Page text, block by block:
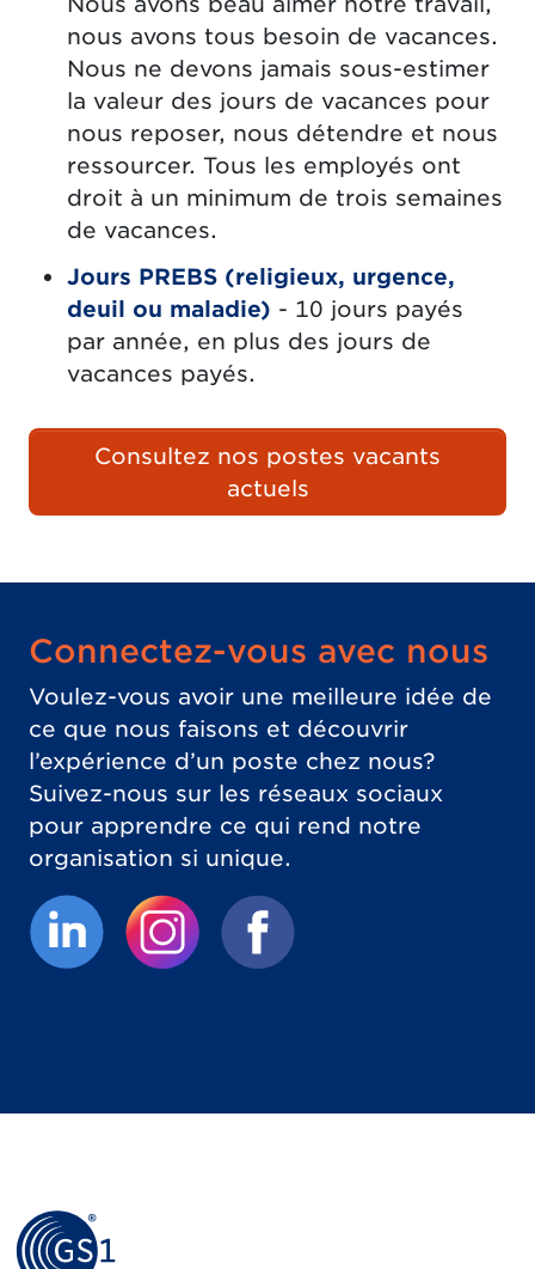
nous avons tous besoin de vacances.
Nous ne devons jamais sous-estimer
la valeur des jours de vacances pour
nous reposer, nous détendre et nous
ressourcer. Tous les employés ont
droit à un minimum de trois semaines
de vacances.
Jours PREBS (religieux, urgence,
deuil ou maladie) - 10 jours payés
par année, en plus des jours de
vacances payés.
Consultez nos postes vacants
actuels
Connectez-vous avec nous
Voulez-vous avoir une meilleure idée de
ce que nous faisons et découvrir
l’expérience d’un poste chez nous?
Suivez-nous sur les réseaux sociaux
pour apprendre ce qui rend notre
organisation si unique.